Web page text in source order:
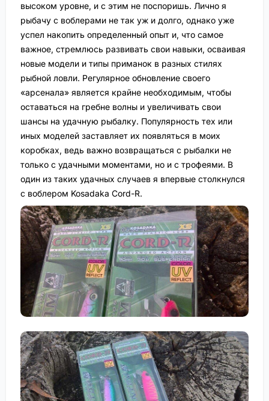
высоком уровне, и с этим не поспоришь. Лично я
рыбачу с воблерами не так уж и долго, однако уже
успел накопить определенный опыт и, что самое
важное, стремлюсь развивать свои навыки, осваивая
новые модели и типы приманок в разных стилях
рыбной ловли. Регулярное обновление своего
«арсенала» является крайне необходимым, чтобы
оставаться на гребне волны и увеличивать свои
шансы на удачную рыбалку. Популярность тех или
иных моделей заставляет их появляться в моих
коробках, ведь важно возвращаться с рыбалки не
только с удачными моментами, но и с трофеями. В
один из таких удачных случаев я впервые столкнулся
с воблером Kosadaka Cord-R.